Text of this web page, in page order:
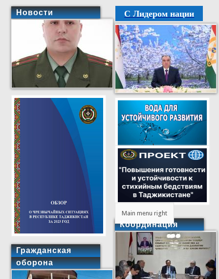
Новости
Гражданская
оборона
С Лидером нации
Main menu right
Координация